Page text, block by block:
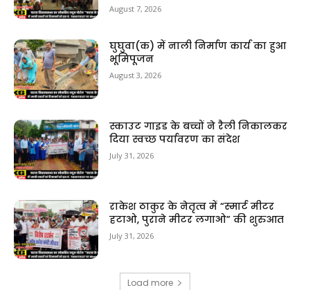
August 7, 2026
घुघुवा(क) में नाली निर्माण कार्य का हुआ
भूमिपूजन
August 3, 2026
स्काउट गाइड के बच्चों ने रैली निकालकर
दिया स्वच्छ पर्यावरण का संदेश
July 31, 2026
राकेश ठाकुर के नेतृत्व में “स्मार्ट मीटर
हटाओ, पुराने मीटर लगाओ” की शुरुआत
July 31, 2026
Load more